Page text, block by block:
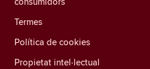
Termes
Política de cookies
Propietat intel·lectual